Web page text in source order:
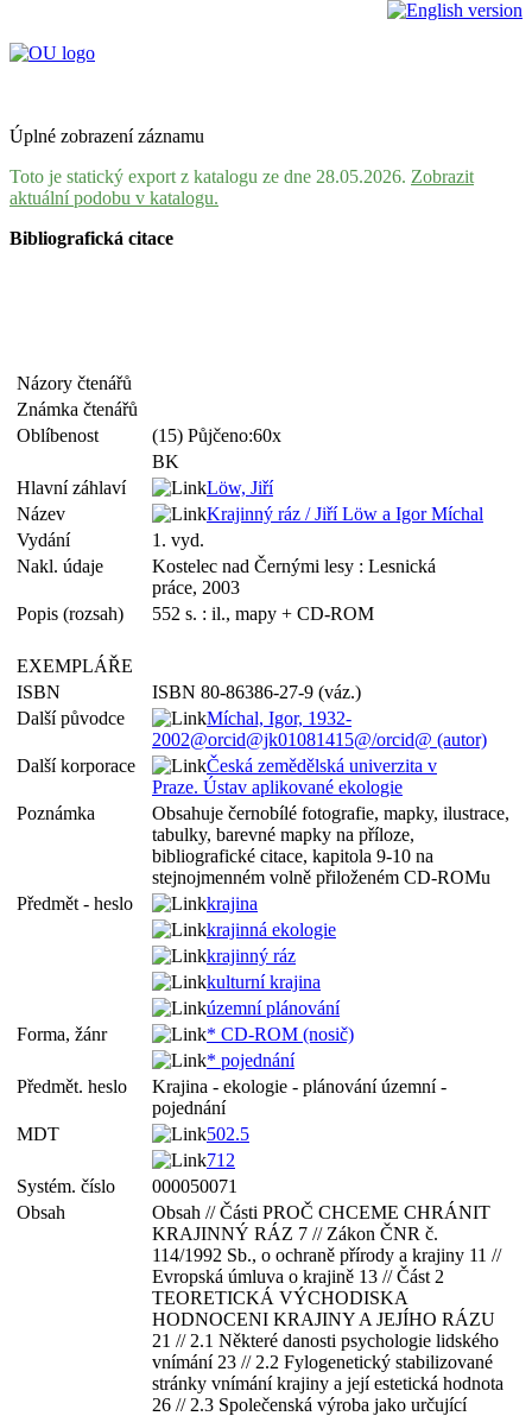
Úplné zobrazení záznamu
Toto je statický export z katalogu ze dne 28.05.2026. Zobrazit
aktuální podobu v katalogu.
Bibliografická citace
Názory čtenářů
Známka čtenářů
Oblíbenost
(15) Půjčeno:60x
BK
Hlavní záhlaví
Löw, Jiří
Název
Krajinný ráz / Jiří Löw a Igor Míchal
Vydání
1. vyd.
Nakl. údaje
Kostelec nad Černými lesy : Lesnická
práce, 2003
Popis (rozsah)
552 s. : il., mapy + CD-ROM
EXEMPLÁŘE
ISBN
ISBN 80-86386-27-9 (váz.)
Další původce
Míchal, Igor, 1932-
2002@orcid@jk01081415@/orcid@ (autor)
Další korporace
Česká zemědělská univerzita v
Praze. Ústav aplikované ekologie
Poznámka
Obsahuje černobílé fotografie, mapky, ilustrace,
tabulky, barevné mapky na příloze,
bibliografické citace, kapitola 9-10 na
stejnojmenném volně přiloženém CD-ROMu
Předmět - heslo
krajina
krajinná ekologie
krajinný ráz
kulturní krajina
územní plánování
Forma, žánr
* CD-ROM (nosič)
* pojednání
Předmět. heslo
Krajina - ekologie - plánování územní -
pojednání
MDT
502.5
712
Systém. číslo
000050071
Obsah
Obsah // Části PROČ CHCEME CHRÁNIT
KRAJINNÝ RÁZ 7 // Zákon ČNR č.
114/1992 Sb., o ochraně přírody a krajiny 11 //
Evropská úmluva o krajině 13 // Část 2
TEORETICKÁ VÝCHODISKA
HODNOCENI KRAJINY A JEJÍHO RÁZU
21 // 2.1 Některé danosti psychologie lidského
vnímání 23 // 2.2 Fylogenetický stabilizované
stránky vnímání krajiny a její estetická hodnota
26 // 2.3 Společenská výroba jako určující